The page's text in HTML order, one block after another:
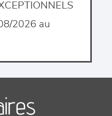
2026 au